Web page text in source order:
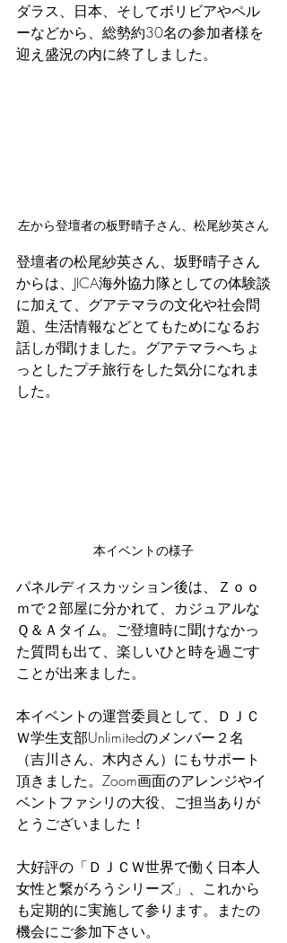
ダラス、日本、そしてボリビアやペル
ーなどから、総勢約30名の参加者様を
迎え盛況の内に終了しました。
左から登壇者の板野晴子さん、松尾紗英さん
登壇者の松尾紗英さん、坂野晴子さん
からは、JICA海外協力隊としての体験談
に加えて、グアテマラの文化や社会問
題、生活情報などとてもためになるお
話しが聞けました。グアテマラへちょ
っとしたプチ旅行をした気分になれま
した。
本イベントの様子
パネルディスカッション後は、Ｚｏｏ
ｍで２部屋に分かれて、カジュアルな
Ｑ＆Ａタイム。ご登壇時に聞けなかっ
た質問も出て、楽しいひと時を過ごす
ことが出来ました。
本イベントの運営委員として、ＤＪＣ
Ｗ学生支部Unlimitedのメンバー２名
（吉川さん、木内さん）にもサポート
頂きました。Zoom画面のアレンジやイ
ベントファシリの大役、ご担当ありが
とうございました！
大好評の「ＤＪＣＷ世界で働く日本人
女性と繋がろうシリーズ」、これから
も定期的に実施して参ります。またの
機会にご参加下さい。